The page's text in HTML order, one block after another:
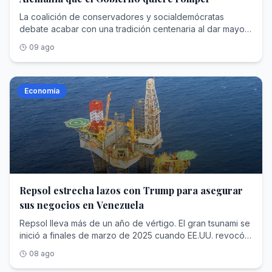
La coalición de conservadores y socialdemócratas
debate acabar con una tradición centenaria al dar mayor
domingo. La mitad de la población lo respalda
09 ago
Economía
Repsol estrecha lazos con Trump para asegurar
sus negocios en Venezuela
Repsol lleva más de un año de vértigo. El gran tsunami se
inició a finales de marzo de 2025 cuando EE.UU. revocó
Venezuela. Posteriormente, la caída de Nicolás Maduro y
08 ago